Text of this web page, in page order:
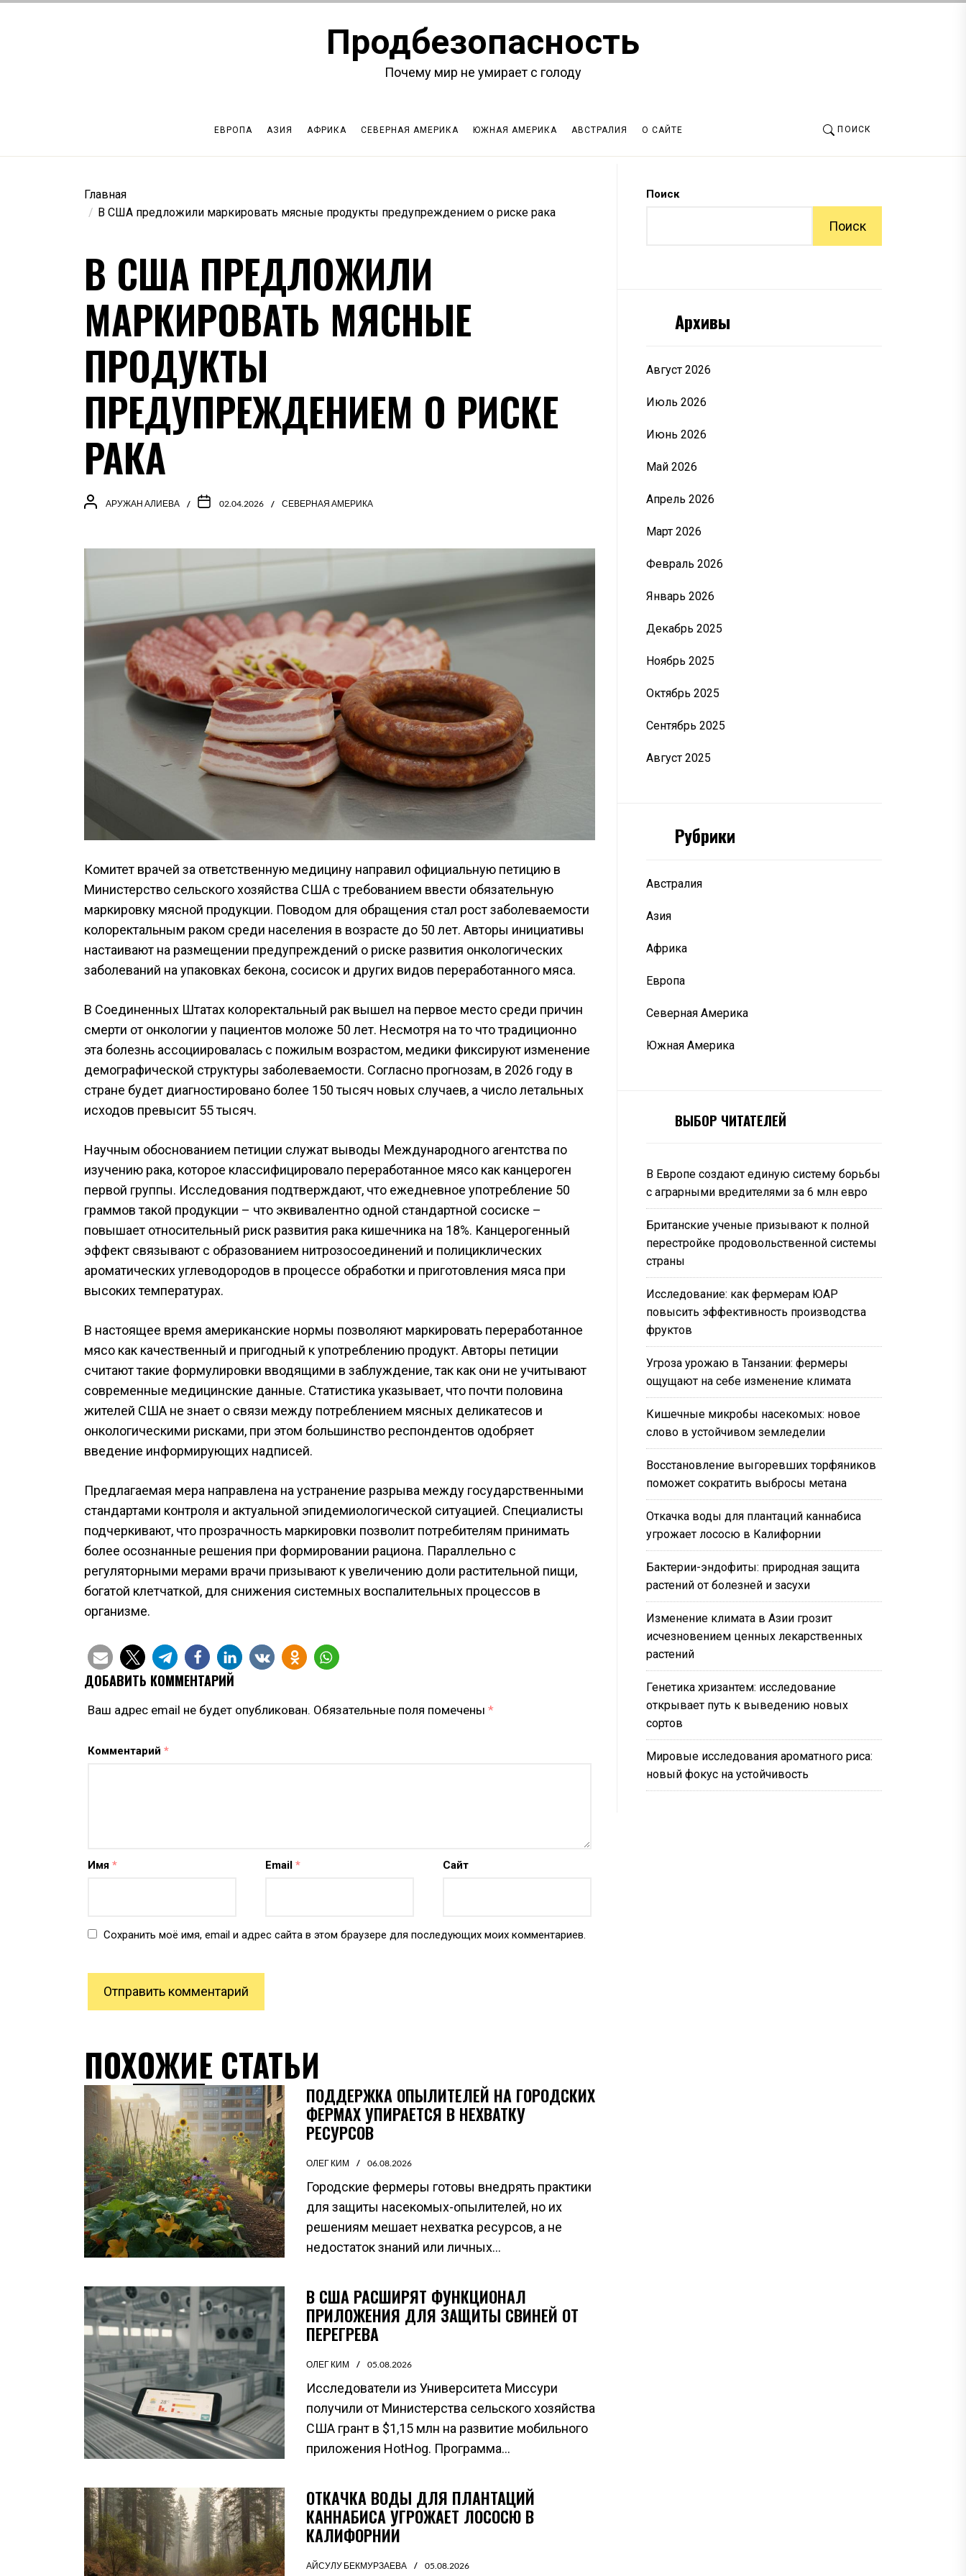
Продбезопасность
Почему мир не умирает с голоду
ЕВРОПА АЗИЯ АФРИКА СЕВЕРНАЯ АМЕРИКА ЮЖНАЯ АМЕРИКА АВСТРАЛИЯ О САЙТЕ ПОИСК
Главная
В США предложили маркировать мясные продукты предупреждением о риске рака
В США ПРЕДЛОЖИЛИ
МАРКИРОВАТЬ МЯСНЫЕ
ПРОДУКТЫ
ПРЕДУПРЕЖДЕНИЕМ О РИСКЕ
РАКА
АРУЖАН АЛИЕВА 02.04.2026 СЕВЕРНАЯ АМЕРИКА
Комитет врачей за ответственную медицину направил официальную петицию в
Министерство сельского хозяйства США с требованием ввести обязательную
маркировку мясной продукции. Поводом для обращения стал рост заболеваемости
колоректальным раком среди населения в возрасте до 50 лет. Авторы инициативы
настаивают на размещении предупреждений о риске развития онкологических
заболеваний на упаковках бекона, сосисок и других видов переработанного мяса.
В Соединенных Штатах колоректальный рак вышел на первое место среди причин
смерти от онкологии у пациентов моложе 50 лет. Несмотря на то что традиционно
эта болезнь ассоциировалась с пожилым возрастом, медики фиксируют изменение
демографической структуры заболеваемости. Согласно прогнозам, в 2026 году в
стране будет диагностировано более 150 тысяч новых случаев, а число летальных
исходов превысит 55 тысяч.
Научным обоснованием петиции служат выводы Международного агентства по
изучению рака, которое классифицировало переработанное мясо как канцероген
первой группы. Исследования подтверждают, что ежедневное употребление 50
граммов такой продукции – что эквивалентно одной стандартной сосиске –
повышает относительный риск развития рака кишечника на 18%. Канцерогенный
эффект связывают с образованием нитрозосоединений и полициклических
ароматических углеводородов в процессе обработки и приготовления мяса при
высоких температурах.
В настоящее время американские нормы позволяют маркировать переработанное
мясо как качественный и пригодный к употреблению продукт. Авторы петиции
считают такие формулировки вводящими в заблуждение, так как они не учитывают
современные медицинские данные. Статистика указывает, что почти половина
жителей США не знает о связи между потреблением мясных деликатесов и
онкологическими рисками, при этом большинство респондентов одобряет
введение информирующих надписей.
Предлагаемая мера направлена на устранение разрыва между государственными
стандартами контроля и актуальной эпидемиологической ситуацией. Специалисты
подчеркивают, что прозрачность маркировки позволит потребителям принимать
более осознанные решения при формировании рациона. Параллельно с
регуляторными мерами врачи призывают к увеличению доли растительной пищи,
богатой клетчаткой, для снижения системных воспалительных процессов в
организме.
ДОБАВИТЬ КОММЕНТАРИЙ
Ваш адрес email не будет опубликован. Обязательные поля помечены *
Комментарий *
Имя * Email * Сайт
Сохранить моё имя, email и адрес сайта в этом браузере для последующих моих комментариев.
ПОХОЖИЕ СТАТЬИ
ПОДДЕРЖКА ОПЫЛИТЕЛЕЙ НА ГОРОДСКИХ
ФЕРМАХ УПИРАЕТСЯ В НЕХВАТКУ
РЕСУРСОВ
ОЛЕГ КИМ 06.08.2026
Городские фермеры готовы внедрять практики
для защиты насекомых-опылителей, но их
решениям мешает нехватка ресурсов, а не
недостаток знаний или личных...
В США РАСШИРЯТ ФУНКЦИОНАЛ
ПРИЛОЖЕНИЯ ДЛЯ ЗАЩИТЫ СВИНЕЙ ОТ
ПЕРЕГРЕВА
ОЛЕГ КИМ 05.08.2026
Исследователи из Университета Миссури
получили от Министерства сельского хозяйства
США грант в $1,15 млн на развитие мобильного
приложения HotHog. Программа...
ОТКАЧКА ВОДЫ ДЛЯ ПЛАНТАЦИЙ
КАННАБИСА УГРОЖАЕТ ЛОСОСЮ В
КАЛИФОРНИИ
АЙСУЛУ БЕКМУРЗАЕВА 05.08.2026
Поиск
Поиск
Архивы
Август 2026
Июль 2026
Июнь 2026
Май 2026
Апрель 2026
Март 2026
Февраль 2026
Январь 2026
Декабрь 2025
Ноябрь 2025
Октябрь 2025
Сентябрь 2025
Август 2025
Рубрики
Австралия
Азия
Африка
Европа
Северная Америка
Южная Америка
ВЫБОР ЧИТАТЕЛЕЙ
В Европе создают единую систему борьбы
с аграрными вредителями за 6 млн евро
Британские ученые призывают к полной
перестройке продовольственной системы
страны
Исследование: как фермерам ЮАР
повысить эффективность производства
фруктов
Угроза урожаю в Танзании: фермеры
ощущают на себе изменение климата
Кишечные микробы насекомых: новое
слово в устойчивом земледелии
Восстановление выгоревших торфяников
поможет сократить выбросы метана
Откачка воды для плантаций каннабиса
угрожает лососю в Калифорнии
Бактерии-эндофиты: природная защита
растений от болезней и засухи
Изменение климата в Азии грозит
исчезновением ценных лекарственных
растений
Генетика хризантем: исследование
открывает путь к выведению новых
сортов
Мировые исследования ароматного риса:
новый фокус на устойчивость